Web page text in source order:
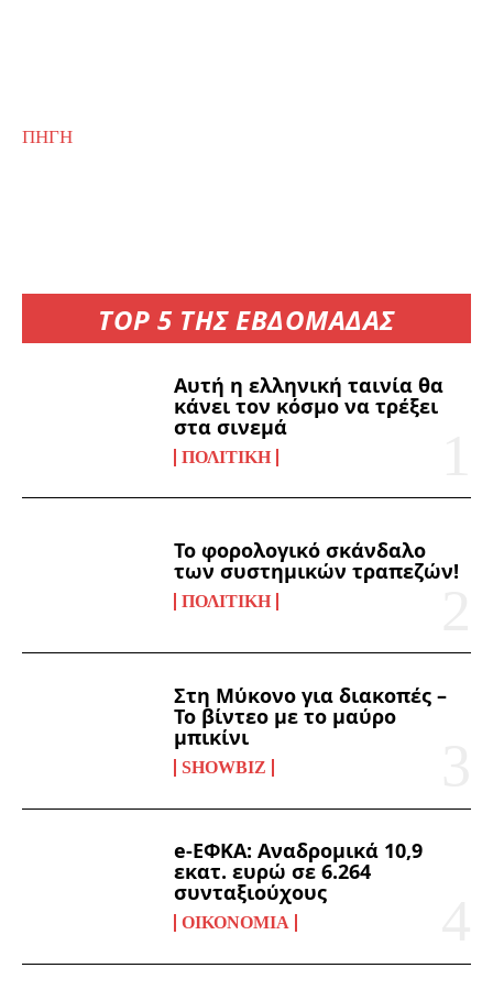
TOP 5 ΤΗΣ ΕΒΔΟΜΑΔΑΣ
Αυτή η ελληνική ταινία θα
κάνει τον κόσμο να τρέξει
στα σινεμά
ΠΟΛΙΤΙΚΉ
Το φορολογικό σκάνδαλο
των συστημικών τραπεζών!
ΠΟΛΙΤΙΚΉ
Στη Μύκονο για διακοπές –
Το βίντεο με το μαύρο
μπικίνι
SHOWBIZ
e-ΕΦΚΑ: Αναδρομικά 10,9
εκατ. ευρώ σε 6.264
συνταξιούχους
ΟΙΚΟΝΟΜΊΑ
ΠΗΓΗ